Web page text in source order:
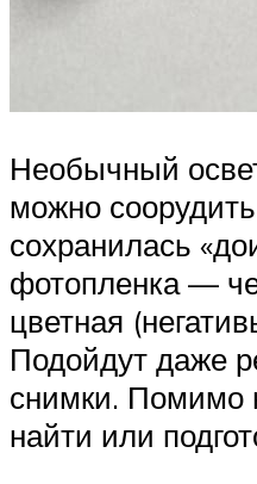
Необычный
можно
сохранилась
фотопленка —
цветная
Подойдут даже
снимки. Помимо
найти или